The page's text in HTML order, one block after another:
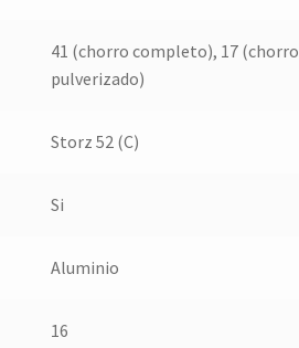
41 (chorro completo), 17 (chorro
pulverizado)
Storz 52 (C)
Si
Aluminio
16